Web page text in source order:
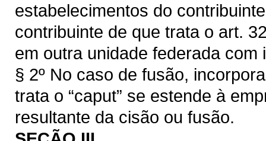
estabelecimentos do
contribuinte de que trata o art.
em outra unidade federada
§ 2º No caso de fusão,
trata o “caput” se estende à
resultante da cisão ou fusão.